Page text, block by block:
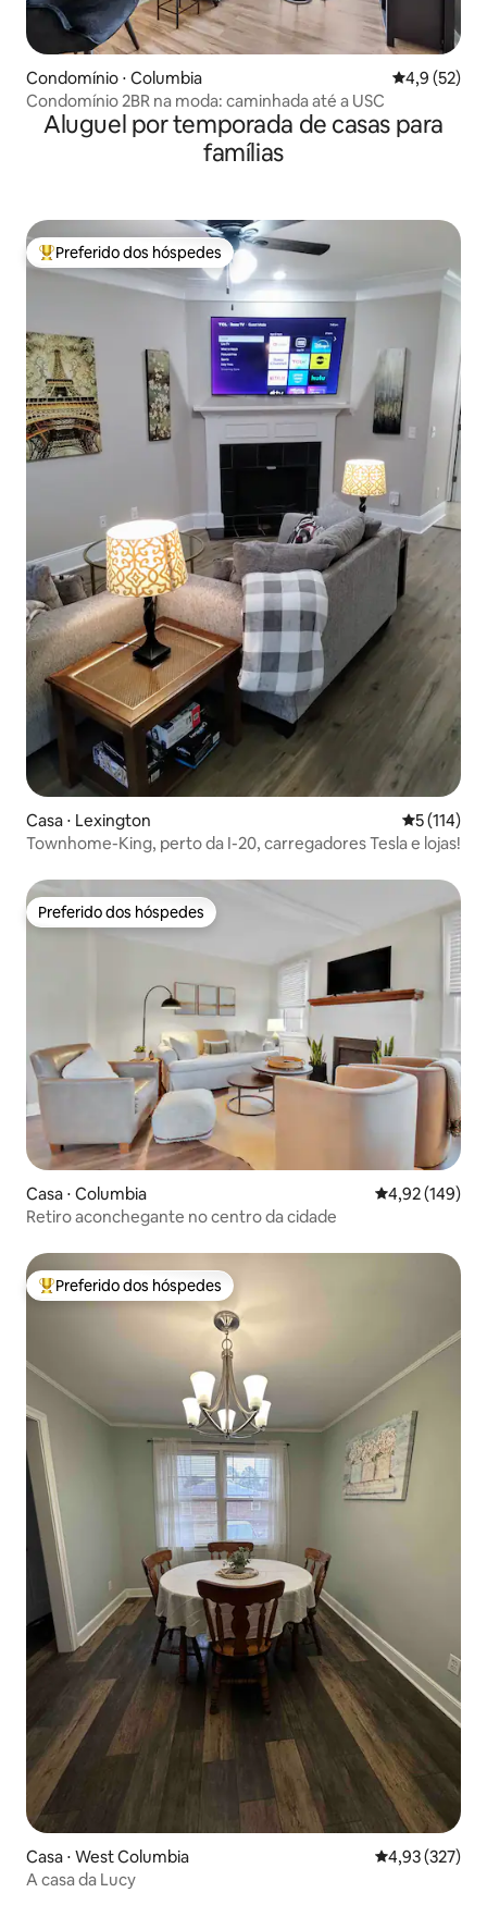
Condomínio ⋅ Columbia 4,9 de uma
4,9 (52)
Condomínio 2BR na moda: caminhada até a USC
Aluguel por temporada de casas para
famílias
Entre os melhores preferidos dos hóspedes
Preferido dos hóspedes
Casa ⋅ Lexington 5 de uma
5 (114)
Townhome-King, perto da I-20, carregadores Tesla e lojas!
Preferido dos hóspedes
Preferido dos hóspedes
Casa ⋅ Columbia 4,92 de uma
4,92 (149)
Retiro aconchegante no centro da cidade
Entre os melhores preferidos dos hóspedes
Preferido dos hóspedes
Casa ⋅ West Columbia 4,93 de uma
4,93 (327)
A casa da Lucy